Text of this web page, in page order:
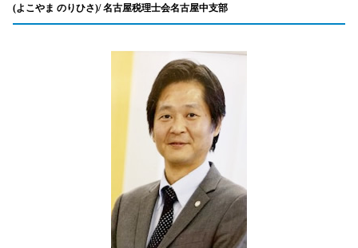
(よこやま のりひさ)/ 名古屋税理士会名古屋中支部